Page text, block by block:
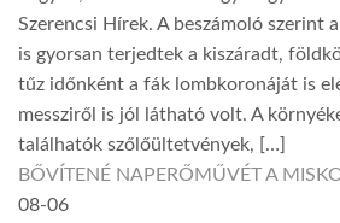
Szerencsi Hírek. A beszámoló szerint
is gyorsan terjedtek a kiszáradt,
tűz időnként a fák lombkoronáját is
messziről is jól látható volt. A
találhatók szőlőültetvények, […]
BŐVÍTENÉ NAPERŐMŰVÉT A
08-06